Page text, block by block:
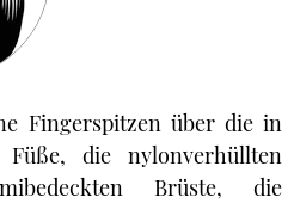
Fingerspitzen über die in
Füße, die nylonverhüllten
Brüste, die